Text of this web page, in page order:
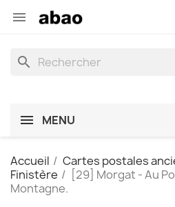

search
MENU
Accueil Cartes postales
Finistère
[29] Morgat - Au
Montagne.